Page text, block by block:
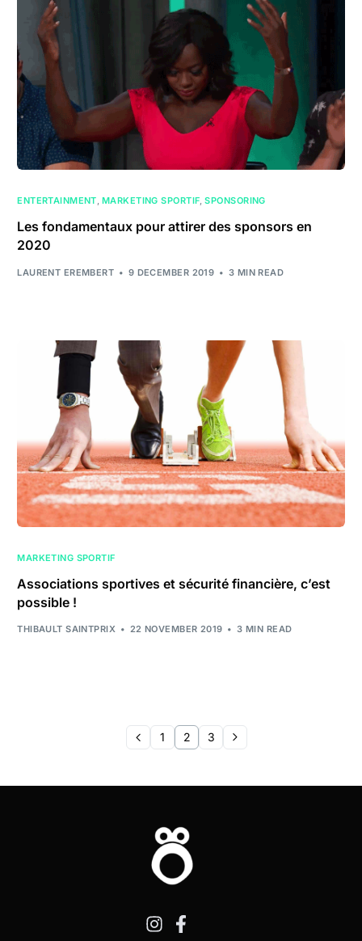
ENTERTAINMENT, MARKETING SPORTIF,SPONSORING
Les fondamentaux pour attirer des sponsors en
2020
LAURENT EREMBERT 9 DECEMBER 2019 3 MIN READ
MARKETING SPORTIF
Associations sportives et sécurité financière, c’est
possible !
THIBAULT SAINTPRIX 22 NOVEMBER 2019 3 MIN READ
1 2 3